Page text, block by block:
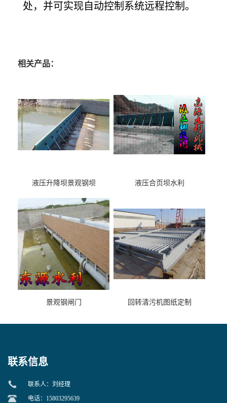
处，并可实现自动控制系统远程控制。
相关产品：
液压升降坝景观钢坝 液压合页坝水利
景观钢闸门 回转清污机图纸定制
联系信息
联系人：刘经理
电话：15803295639